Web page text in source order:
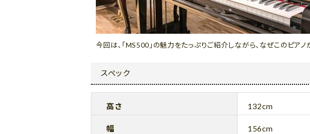
今回は、「MS500」の魅力をたっぷりご紹介しながら、なぜこのピア
スペック
高さ 132cm
幅 156cm